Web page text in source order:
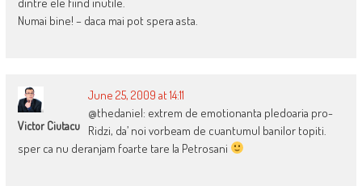
Numai bine! – daca mai pot spera asta.
Victor Ciutacu
June 25, 2009 at 14:11
@thedaniel: extrem de emotionanta pledoaria pro-
Ridzi, da’ noi vorbeam de cuantumul banilor topiti.
sper ca nu deranjam foarte tare la Petrosani